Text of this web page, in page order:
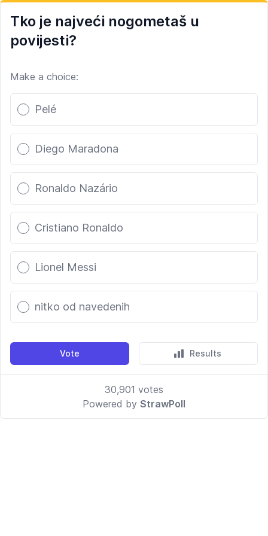
Tko je najveći nogometaš u
povijesti?
Make a choice:
Poll options
Pelé
Diego Maradona
Ronaldo Nazário
Cristiano Ronaldo
Lionel Messi
nitko od navedenih
Vote Results
30,901 votes
Powered by StrawPoll